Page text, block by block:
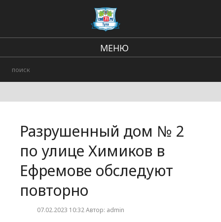
МЕНЮ
Городские события
Разрушенный дом № 2
по улице Химиков в
Ефремове обследуют
повторно
07.02.2023 10:32 Автор: admin